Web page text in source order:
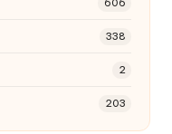
606
338
2
203